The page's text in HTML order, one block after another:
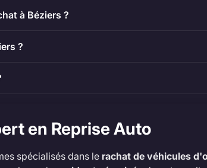
à Béziers ?
?
en Reprise Auto
spécialisés dans le rachat de véhicules